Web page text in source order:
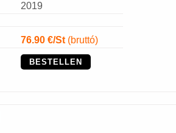
2019
76.90€/St(bruttó)
BESTELLEN